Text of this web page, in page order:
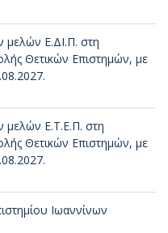
Ε.ΔΙ.Π. στη
Θετικών Επιστημών, με
Ε.Τ.Ε.Π. στη
Θετικών Επιστημών, με
Ιωαννίνων